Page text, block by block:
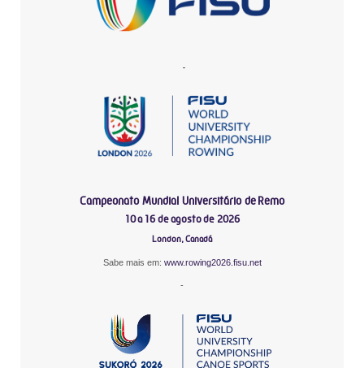
-
Campeonato Mundial Universitário de Remo
10 a 16 de agosto de 2026
London, Canadá
Sabe mais em: www.rowing2026.fisu.net
-